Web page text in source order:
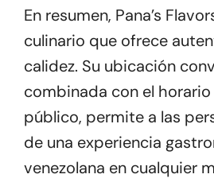
En resumen, Pana’s
culinario que ofrece
calidez. Su ubicación
combinada con el
público, permite a las
de una experiencia
venezolana en cualquier